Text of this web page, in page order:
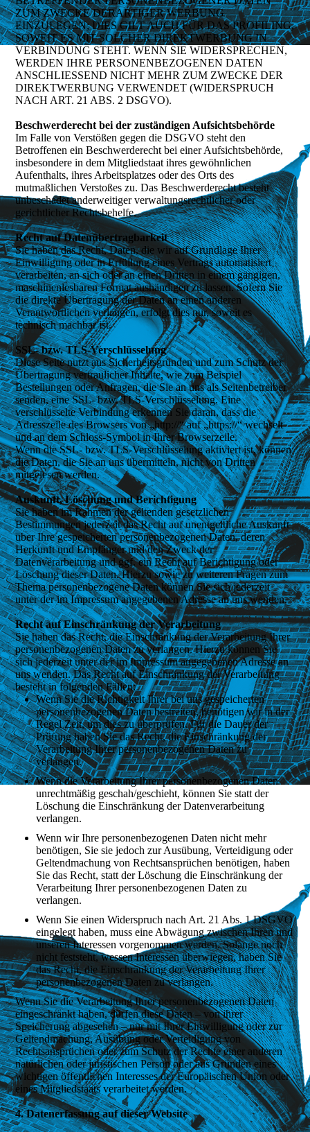
ZUM ZWECKE DERARTIGER WERBUNG
EINZULEGEN; DIES GILT AUCH FÜR DAS PROFILING,
SOWEIT ES MIT SOLCHER DIREKTWERBUNG IN
VERBINDUNG STEHT. WENN SIE WIDERSPRECHEN,
WERDEN IHRE PERSONENBEZOGENEN DATEN
ANSCHLIESSEND NICHT MEHR ZUM ZWECKE DER
DIREKTWERBUNG VERWENDET (WIDERSPRUCH
NACH ART. 21 ABS. 2 DSGVO).
Beschwerderecht bei der zuständigen Aufsichtsbehörde
Im Falle von Verstößen gegen die DSGVO steht den
Betroffenen ein Beschwerderecht bei einer Aufsichtsbehörde,
insbesondere in dem Mitgliedstaat ihres gewöhnlichen
Aufenthalts, ihres Arbeitsplatzes oder des Orts des
mutmaßlichen Verstoßes zu. Das Beschwerderecht besteht
unbeschadet anderweitiger verwaltungsrechtlicher oder
gerichtlicher Rechtsbehelfe.
Recht auf Datenübertragbarkeit
Sie haben das Recht, Daten, die wir auf Grundlage Ihrer
Einwilligung oder in Erfüllung eines Vertrags automatisiert
verarbeiten, an sich oder an einen Dritten in einem gängigen,
maschinenlesbaren Format aushändigen zu lassen. Sofern Sie
die direkte Übertragung der Daten an einen anderen
Verantwortlichen verlangen, erfolgt dies nur, soweit es
technisch machbar ist.
SSL- bzw. TLS-Verschlüsselung
Diese Seite nutzt aus Sicherheitsgründen und zum Schutz der
Übertragung vertraulicher Inhalte, wie zum Beispiel
Bestellungen oder Anfragen, die Sie an uns als Seitenbetreiber
senden, eine SSL- bzw. TLS-Verschlüsselung. Eine
verschlüsselte Verbindung erkennen Sie daran, dass die
Adresszeile des Browsers von „http://“ auf „https://“ wechselt
und an dem Schloss-Symbol in Ihrer Browserzeile.
Wenn die SSL- bzw. TLS-Verschlüsselung aktiviert ist, können
die Daten, die Sie an uns übermitteln, nicht von Dritten
mitgelesen werden.
Auskunft, Löschung und Berichtigung
Sie haben im Rahmen der geltenden gesetzlichen
Bestimmungen jederzeit das Recht auf unentgeltliche Auskunft
über Ihre gespeicherten personenbezogenen Daten, deren
Herkunft und Empfänger und den Zweck der
Datenverarbeitung und ggf. ein Recht auf Berichtigung oder
Löschung dieser Daten. Hierzu sowie zu weiteren Fragen zum
Thema personenbezogene Daten können Sie sich jederzeit
unter der im Impressum angegebenen Adresse an uns wenden.
Recht auf Einschränkung der Verarbeitung
Sie haben das Recht, die Einschränkung der Verarbeitung Ihrer
personenbezogenen Daten zu verlangen. Hierzu können Sie
sich jederzeit unter der im Impressum angegebenen Adresse an
uns wenden. Das Recht auf Einschränkung der Verarbeitung
besteht in folgenden Fällen:
Wenn Sie die Richtigkeit Ihrer bei uns gespeicherten
personenbezogenen Daten bestreiten, benötigen wir in der
Regel Zeit, um dies zu überprüfen. Für die Dauer der
Prüfung haben Sie das Recht, die Einschränkung der
Verarbeitung Ihrer personenbezogenen Daten zu
verlangen.
Wenn die Verarbeitung Ihrer personenbezogenen Daten
unrechtmäßig geschah/geschieht, können Sie statt der
Löschung die Einschränkung der Datenverarbeitung
verlangen.
Wenn wir Ihre personenbezogenen Daten nicht mehr
benötigen, Sie sie jedoch zur Ausübung, Verteidigung oder
Geltendmachung von Rechtsansprüchen benötigen, haben
Sie das Recht, statt der Löschung die Einschränkung der
Verarbeitung Ihrer personenbezogenen Daten zu
verlangen.
Wenn Sie einen Widerspruch nach Art. 21 Abs. 1 DSGVO
eingelegt haben, muss eine Abwägung zwischen Ihren und
unseren Interessen vorgenommen werden. Solange noch
nicht feststeht, wessen Interessen überwiegen, haben Sie
das Recht, die Einschränkung der Verarbeitung Ihrer
personenbezogenen Daten zu verlangen.
Wenn Sie die Verarbeitung Ihrer personenbezogenen Daten
eingeschränkt haben, dürfen diese Daten – von ihrer
Speicherung abgesehen – nur mit Ihrer Einwilligung oder zur
Geltendmachung, Ausübung oder Verteidigung von
Rechtsansprüchen oder zum Schutz der Rechte einer anderen
natürlichen oder juristischen Person oder aus Gründen eines
wichtigen öffentlichen Interesses der Europäischen Union oder
eines Mitgliedstaats verarbeitet werden.
4. Datenerfassung auf dieser Website